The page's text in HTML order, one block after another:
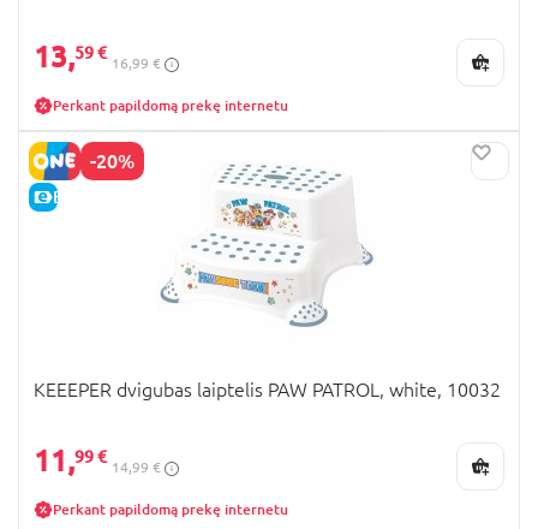
13,59 €
16,99 €
Perkant papildomą prekę internetu
-20%
E-KAINA
KEEEPER dvigubas laiptelis PAW PATROL, white, 10032
11,99 €
14,99 €
Perkant papildomą prekę internetu